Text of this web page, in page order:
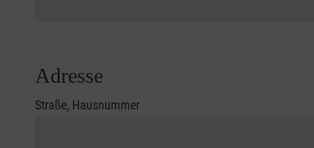
Adresse
Straße, Hausnummer